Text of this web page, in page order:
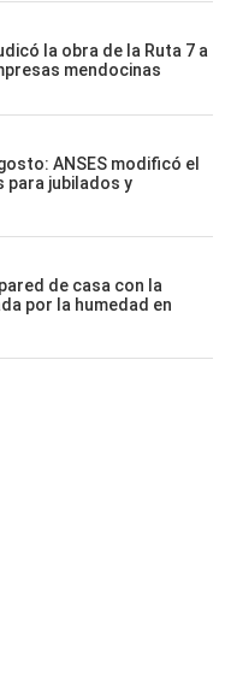
la obra de la Ruta 7 a
mendocinas
ANSES modificó el
para jubilados y
de casa con la
por la humedad en